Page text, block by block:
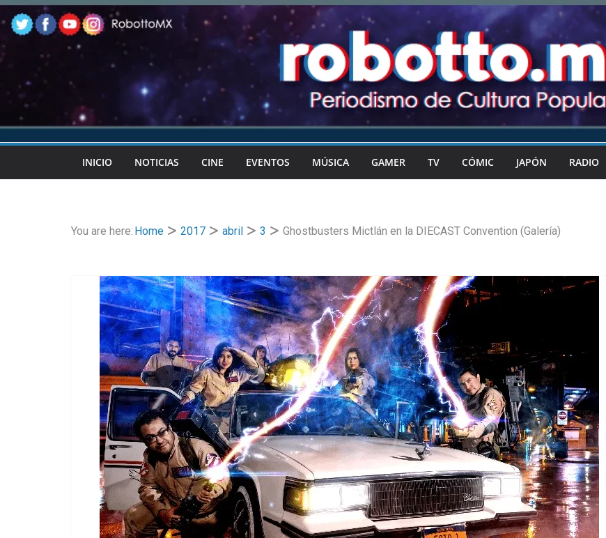
Skip
to
content
INICIO NOTICIAS CINE EVENTOS MÚSICA GAMER TV CÓMIC JAPÓN RADIO
You are here: Home 2017 abril 3 Ghostbusters Mictlán en la DIECAST Convention (Galería)